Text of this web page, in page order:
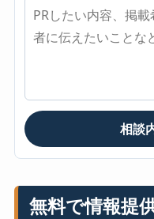
相談
無料で情報提